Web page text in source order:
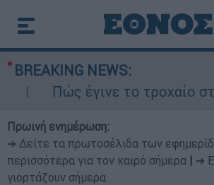
BREAKING NEWS:
Πώς έγινε το τροχαίο στη
Πρωινή ενημέρωση:
➔ Δείτε τα πρωτοσέλιδα των
περισσότερα για τον καιρό σήμερα
➔
γιορτάζουν σήμερα